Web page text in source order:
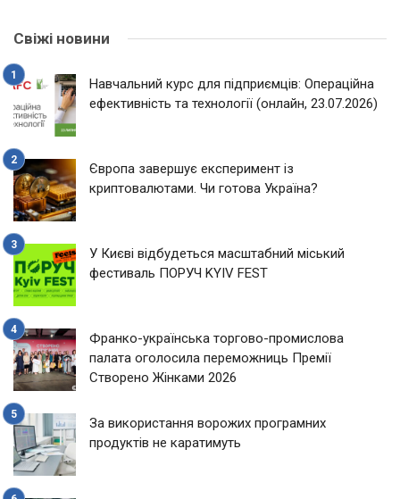
Свіжі новини
Навчальний курс для підприємців: Операційна
ефективність та технології (онлайн, 23.07.2026)
Європа завершує експеримент із
криптовалютами. Чи готова Україна?
У Києві відбудеться масштабний міський
фестиваль ПОРУЧ KYIV FEST
Франко-українська торгово-промислова
палата оголосила переможниць Премії
Створено Жінками 2026
За використання ворожих програмних
продуктів не каратимуть